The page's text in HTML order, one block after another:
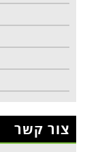
צור קשר